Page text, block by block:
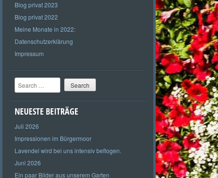
Blog privat 2023
Blog privat 2022
Meine Monate in 2022:
Datenschutzerklärung
Impressum
Search
NEUESTE BEITRÄGE
Juli 2026
Impressionen im Bürgermoor
Lavendel wird bei uns intensiv beflogen.
Juni 2026
Ein paar Bilder aus unserem Garten